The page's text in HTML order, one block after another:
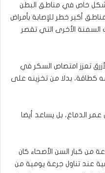
خاص في مناطق البطن
أكبر خطر للإصابة بأمراض
السمنة الأخرى التي تقصر
تعزز امتصاص السكر في
كطاقة، بدلا من تخزينه على
الدماغ، بل يساعد أيضا
من كبار السن الأصحاء كان
عند تناول جرعة يومية من